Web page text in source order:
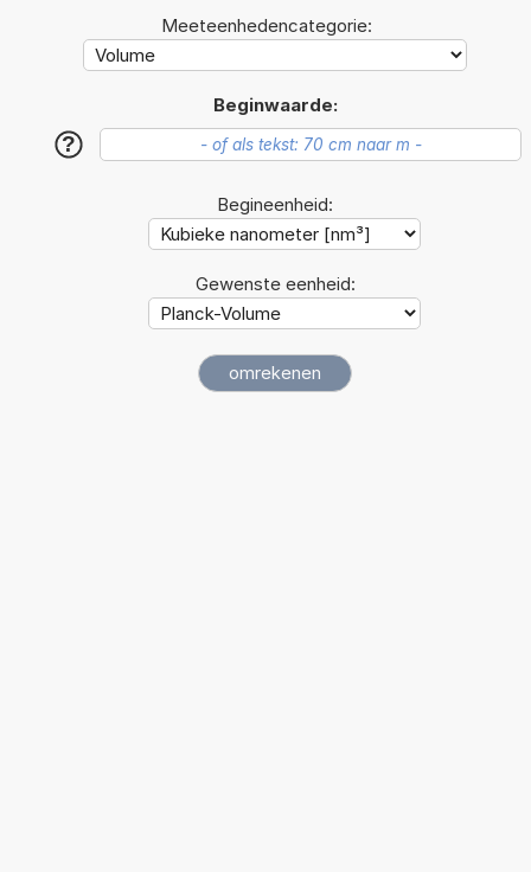
Meeteenhedencategorie:
Beginwaarde:
?
Begineenheid:
Gewenste eenheid: